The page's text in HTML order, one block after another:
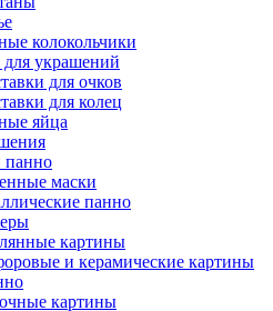
колокольчики
украшений
для очков
для колец
яйца
панно
маски
панно
картины
и керамические картины
картины